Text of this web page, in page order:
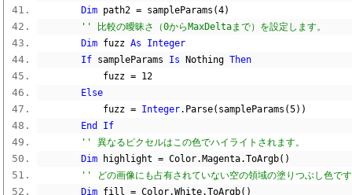
Dim path2 = sampleParams (4)
'' 比較の曖昧さ（0からMaxDeltaまで）を設定します。
Dim fuzz As
Integer
If sampleParams Is Nothing Then
            fuzz
= 12
Else
            fuzz
= Integer. Parse( sampleParams (5))
End
If
'' 異なるピクセルはこの色でハイライトされます。
Dim highlight = Color. Magenta.ToArgb()
'' どの画像にも占有されていない空の領域の塗りつぶし色で
Dim fill = Color.White.ToArgb()